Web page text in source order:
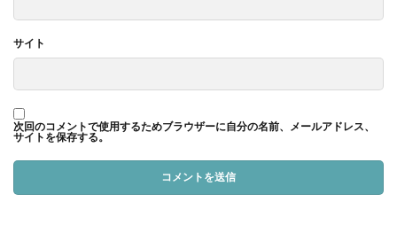
サイト
次回のコメントで使用するためブラウザーに自分の名前、メールアドレス、
サイトを保存する。